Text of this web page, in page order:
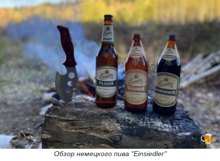
Обзор немецкого пива "Einsiedler"